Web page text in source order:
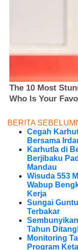
BERITA
Cegah
Bersama
Karhutla di
Berjibaku
Mandau
Wisuda 553
Wabup
Kerja
Sungai
Terbakar
Tahun
Monitoring
Program